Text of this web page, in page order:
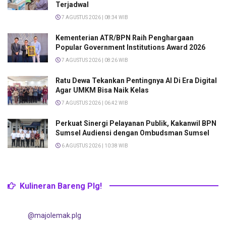
Terjadwal
7 AGUSTUS 2026 | 08:34 WIB
Kementerian ATR/BPN Raih Penghargaan
Popular Government Institutions Award 2026
7 AGUSTUS 2026 | 08:26 WIB
Ratu Dewa Tekankan Pentingnya AI Di Era Digital
Agar UMKM Bisa Naik Kelas
7 AGUSTUS 2026 | 06:42 WIB
Perkuat Sinergi Pelayanan Publik, Kakanwil BPN
Sumsel Audiensi dengan Ombudsman Sumsel
6 AGUSTUS 2026 | 10:38 WIB
Kulineran Bareng Plg!
@majolemak.plg